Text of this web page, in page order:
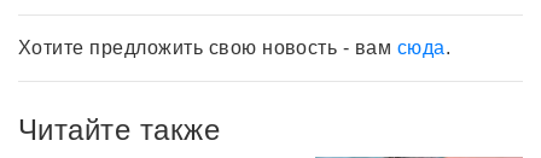
Хотите предложить свою новость - вам сюда.
Читайте также